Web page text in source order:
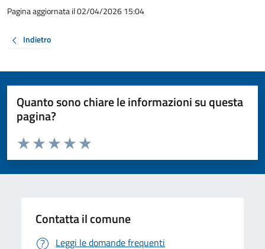
Pagina aggiornata il 02/04/2026 15:04
Indietro
Quanto sono chiare le informazioni su questa
pagina?
Valuta da 1 a 5 stelle la pagina
Valuta 5 stelle su 5
Valuta 4 stelle su 5
Valuta 3 stelle su 5
Valuta 2 stelle su 5
Valuta 1 stelle su 5
Contatta il comune
Leggi le domande frequenti